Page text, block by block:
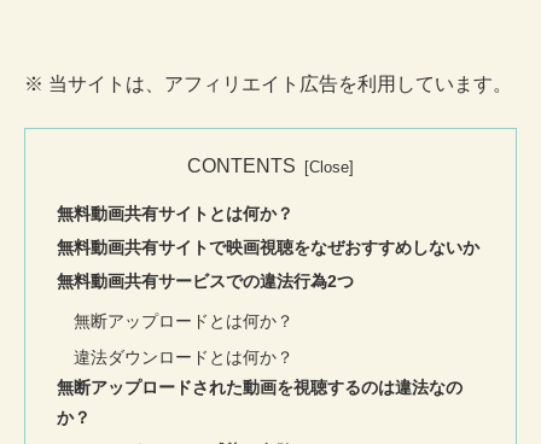
※ 当サイトは、アフィリエイト広告を利用しています。
CONTENTS
無料動画共有サイトとは何か？
無料動画共有サイトで映画視聴をなぜおすすめしないか
無料動画共有サービスでの違法行為2つ
無断アップロードとは何か？
違法ダウンロードとは何か？
無断アップロードされた動画を視聴するのは違法なの
か？